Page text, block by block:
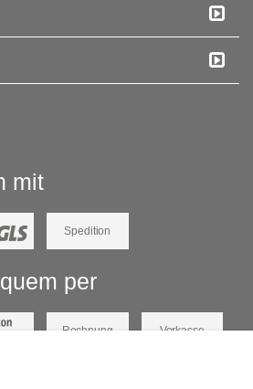
mit
Spedition
per
Rechnung Vorkasse